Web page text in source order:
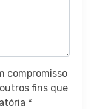
compromisso
fins que
*